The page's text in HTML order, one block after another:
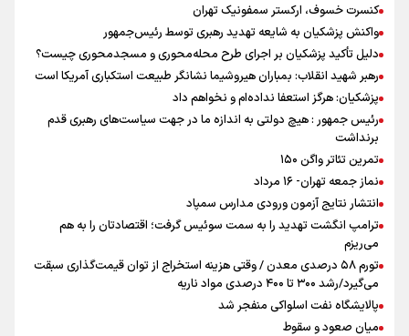
کنسرت خسوف، ارکستر سمفونیک تهران
واکنش پزشکیان به شایعه تهدید رهبری توسط رئیس‌جمهور
دلیل تأکید پزشکیان بر اجرای طرح محله‌محوری و مسجدمحوری چیست؟
رهبر شهید انقلاب: بمباران هیروشیما نشانگر طبیعت استکباری آمریکا است
پزشکیان: هرگز استعفا نداده‌ام و نخواهم داد
رئیس جمهور : هیچ دولتی به اندازه ما در جهت سیاست‌های رهبری قدم
برنداشت
تمرین تئاتر واگن ۱۵۰
نماز جمعه تهران- ۱۶ مرداد
انتشار نتایج آزمون ورودی مدارس سمپاد
ترامپ انگشت تهدید را به سمت سوئیس گرفت؛ اقتصادتان را به هم
می‌ریزم
تورم ۵۸ درصدی معدن / وقتی هزینه استخراج از توان قیمت‌گذاری سبقت
می‌گیرد/رشد ۳۰۰ تا ۴۰۰ درصدی مواد ناریه
پالایشگاه نفت اسلواکی منفجر شد
میان صعود و سقوط